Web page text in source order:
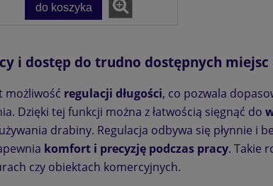
do koszyka
i dostęp do trudno dostępnych miejsc
możliwość regulacji długości, co pozwala
Dzięki tej funkcji można z łatwością sięgnąć do
drabiny. Regulacja odbywa się płynnie i
komfort i precyzję podczas pracy. Takie
czy obiektach komercyjnych.